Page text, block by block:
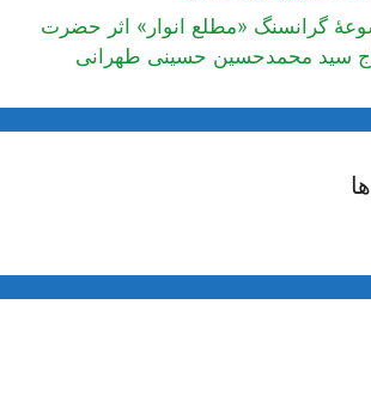
گرانسنگ «مطلع انوار» اثر حضرت
حاج سید محمدحسین حسینی طهرانی